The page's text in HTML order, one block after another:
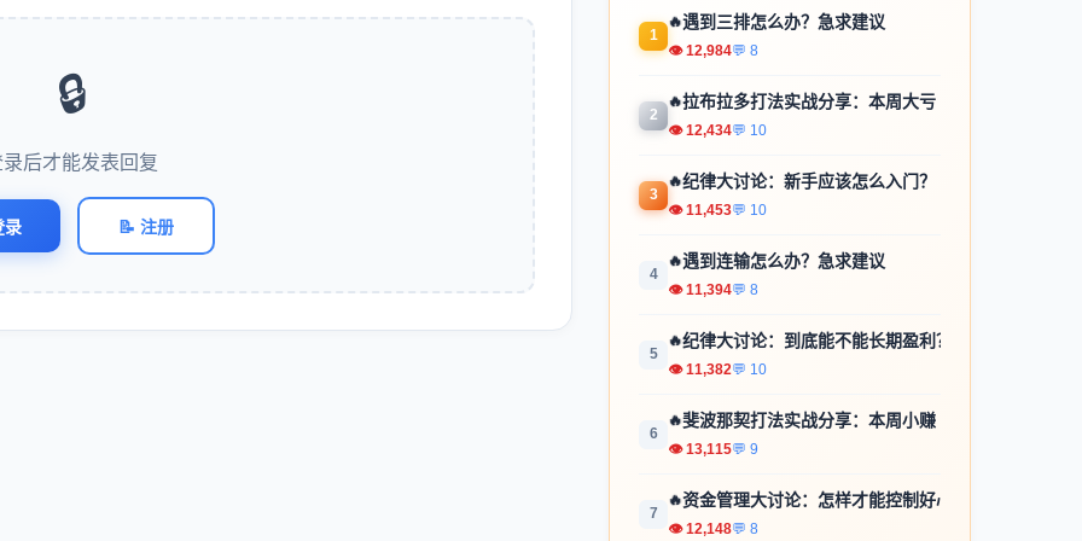
🔒
录后才能发表回复
录 📝 注册
1
🔥遇到三排怎么办？急求建议
👁 12,984💬 8
2
🔥拉布拉多打法实战分享：本周大亏
👁 12,434💬 10
3
🔥纪律大讨论：新手应该怎么入门？
👁 11,453💬 10
4
🔥遇到连输怎么办？急求建议
👁 11,394💬 8
5
🔥纪律大讨论：到底能不能长期盈利？
👁 11,382💬 10
6
🔥斐波那契打法实战分享：本周小赚
👁 13,115💬 9
7
🔥资金管理大讨论：怎样才能控制好心...
👁 12,148💬 8